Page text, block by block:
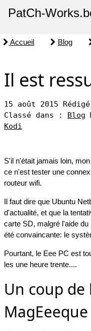
PatCh-
Accueil Blog
Il est
15 août 2015
Classé dans : Blog
Kodi
S'il n'était jamais loin,
ce n'est tester une
routeur wifi.
Il faut dire que Ubuntu
d'actualité, et que la
carte SD, malgré l'aide
été convaincante: le
Pourtant, le Eee PC est
les une heure trente....
Un coup
MagEeeque